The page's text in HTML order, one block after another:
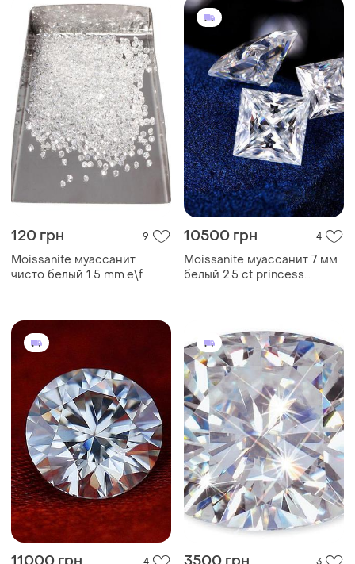
120 грн 9
Moissanite муассанит
чисто белый 1.5 mm.e\f
10500 грн 4
Moissanite муассанит 7 мм
белый 2.5 ct princess